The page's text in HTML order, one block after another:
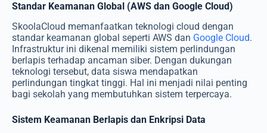
Standar Keamanan Global (AWS dan Google Cloud)
SkoolaCloud memanfaatkan teknologi cloud dengan
standar keamanan global seperti AWS dan Google Cloud.
Infrastruktur ini dikenal memiliki sistem perlindungan
berlapis terhadap ancaman siber. Dengan dukungan
teknologi tersebut, data siswa mendapatkan
perlindungan tingkat tinggi. Hal ini menjadi nilai penting
bagi sekolah yang membutuhkan sistem terpercaya.
Sistem Keamanan Berlapis dan Enkripsi Data